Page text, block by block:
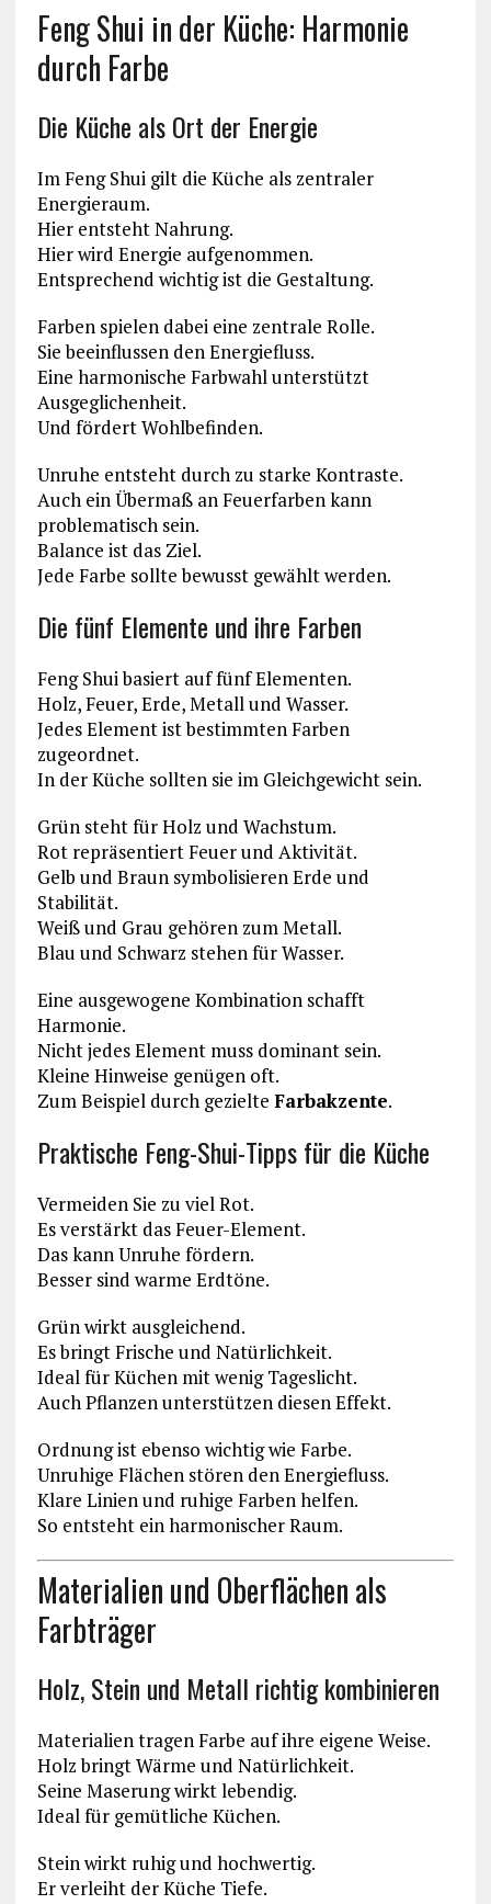
Feng Shui in der Küche: Harmonie
durch Farbe
Die Küche als Ort der Energie
Im Feng Shui gilt die Küche als zentraler
Energieraum.
Hier entsteht Nahrung.
Hier wird Energie aufgenommen.
Entsprechend wichtig ist die Gestaltung.
Farben spielen dabei eine zentrale Rolle.
Sie beeinflussen den Energiefluss.
Eine harmonische Farbwahl unterstützt
Ausgeglichenheit.
Und fördert Wohlbefinden.
Unruhe entsteht durch zu starke Kontraste.
Auch ein Übermaß an Feuerfarben kann
problematisch sein.
Balance ist das Ziel.
Jede Farbe sollte bewusst gewählt werden.
Die fünf Elemente und ihre Farben
Feng Shui basiert auf fünf Elementen.
Holz, Feuer, Erde, Metall und Wasser.
Jedes Element ist bestimmten Farben
zugeordnet.
In der Küche sollten sie im Gleichgewicht sein.
Grün steht für Holz und Wachstum.
Rot repräsentiert Feuer und Aktivität.
Gelb und Braun symbolisieren Erde und
Stabilität.
Weiß und Grau gehören zum Metall.
Blau und Schwarz stehen für Wasser.
Eine ausgewogene Kombination schafft
Harmonie.
Nicht jedes Element muss dominant sein.
Kleine Hinweise genügen oft.
Zum Beispiel durch gezielte Farbakzente.
Praktische Feng-Shui-Tipps für die Küche
Vermeiden Sie zu viel Rot.
Es verstärkt das Feuer-Element.
Das kann Unruhe fördern.
Besser sind warme Erdtöne.
Grün wirkt ausgleichend.
Es bringt Frische und Natürlichkeit.
Ideal für Küchen mit wenig Tageslicht.
Auch Pflanzen unterstützen diesen Effekt.
Ordnung ist ebenso wichtig wie Farbe.
Unruhige Flächen stören den Energiefluss.
Klare Linien und ruhige Farben helfen.
So entsteht ein harmonischer Raum.
Materialien und Oberflächen als
Farbträger
Holz, Stein und Metall richtig kombinieren
Materialien tragen Farbe auf ihre eigene Weise.
Holz bringt Wärme und Natürlichkeit.
Seine Maserung wirkt lebendig.
Ideal für gemütliche Küchen.
Stein wirkt ruhig und hochwertig.
Er verleiht der Küche Tiefe.